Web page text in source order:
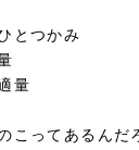
とつかみ
量
こってあるんだ